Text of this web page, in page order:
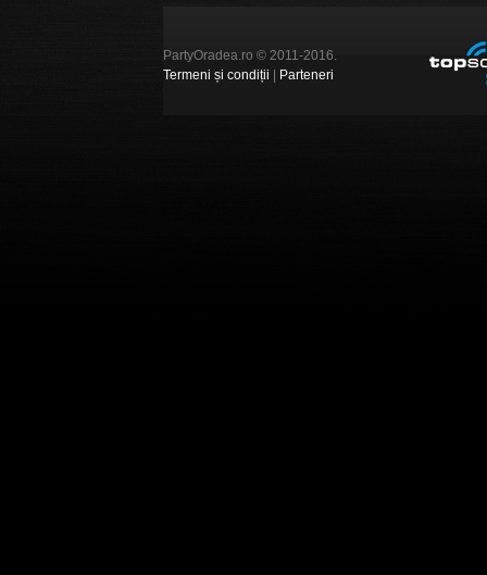
PartyOradea.ro © 2011-2016.
Termeni și condiții
Parteneri